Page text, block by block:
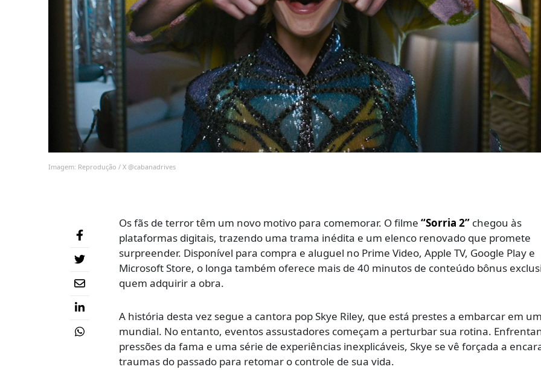
Imagem: Reprodução / X @cabanadrives
Os fãs de terror têm um novo motivo para comemorar. O filme “Sorria 2” chegou às
plataformas digitais, trazendo uma trama inédita e um elenco renovado que promete
surpreender. Disponível para compra e aluguel no Prime Video, Apple TV, Google Play e
Microsoft Store, o longa também oferece mais de 40 minutos de conteúdo bônus
quem adquirir a obra.
A história desta vez segue a cantora pop Skye Riley, que está prestes a embarcar em
mundial. No entanto, eventos assustadores começam a perturbar sua rotina.
pressões da fama e uma série de experiências inexplicáveis, Skye se vê forçada a
traumas do passado para retomar o controle de sua vida.